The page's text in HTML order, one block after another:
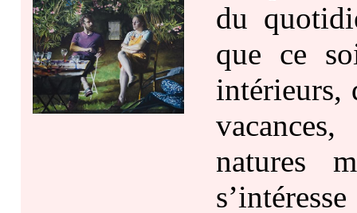
du
que ce
intérieurs,
natures